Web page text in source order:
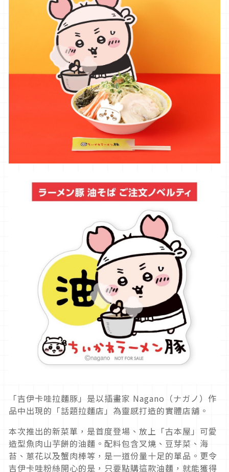
「吉伊卡哇拉麵豚」是以插畫家 Nagano（ナガノ）作
品中出現的「話題拉麵店」為靈感打造的實體店舖。
本次推出的新菜單，是首度登場、放上「古本屋」可愛
造型魚肉山芋餅的油麵。配料包含叉燒、豆芽菜、海
苔、蔥花以及蟹肉棒等，是一道份量十足的單品。更令
吉伊卡哇粉絲開心的是，只要點購這款油麵，就能獲得